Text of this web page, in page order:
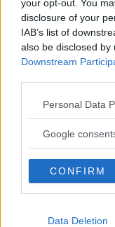
your opt-out. You
disclosure of your
IAB’s list of
also be disclosed
Downstream
Please note that
not limited to your
use your data for
consent section.
Personal Data
Google
CONFIRM
Data Deletion